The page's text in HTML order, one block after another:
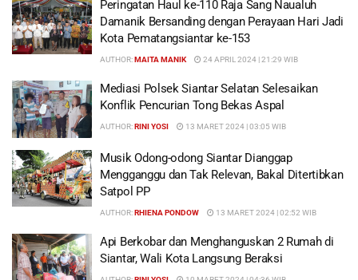
Peringatan Haul ke-110 Raja Sang Naualuh
Damanik Bersanding dengan Perayaan Hari Jadi
Kota Pematangsiantar ke-153
AUTHOR:MAITA MANIK 24 APRIL 2024 | 21:29 WIB
Mediasi Polsek Siantar Selatan Selesaikan
Konflik Pencurian Tong Bekas Aspal
AUTHOR:RINI YOSI 13 MARET 2024 | 03:05 WIB
Musik Odong-odong Siantar Dianggap
Mengganggu dan Tak Relevan, Bakal Ditertibkan
Satpol PP
AUTHOR:RHIENA PONDOW 13 MARET 2024 | 02:52 WIB
Api Berkobar dan Menghanguskan 2 Rumah di
Siantar, Wali Kota Langsung Beraksi